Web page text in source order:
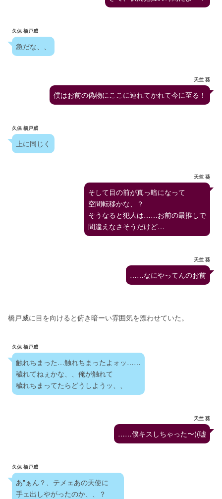
久保 橋戸威
急だな、、
天竺 葵
僕はお前の偽物にここに連れてかれて今に至る！
久保 橋戸威
上に同じく
天竺 葵
そして目の前が真っ暗になって
空間転移かな、？
そうなると犯人は……お前の最推しで
間違えなさそうだけど…
天竺 葵
……なにやってんのお前
橋戸威に目を向けると俯き暗ーい雰囲気を漂わせていた。
久保 橋戸威
触れちまった…触れちまったよォッ……
穢れてねぇかな、、俺が触れて
穢れちまってたらどうしようッ、、
天竺 葵
……僕キスしちゃった〜((嘘
久保 橋戸威
あ"ぁん？、テメェあの天使に
手ェ出しやがったのか、、？